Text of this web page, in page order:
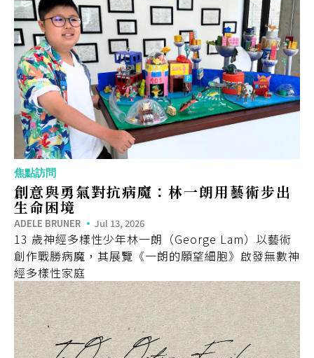
焦點訪問
創意與勇氣對抗病魔：林一朗用藝術步出
生命困境
ADELE BRUNER Jul 13, 2026
13 歲神經多樣性少年林一朗（George Lam）以藝術
創作戰勝病魔，其展覽《一朗的願望細胞》啟發無數神
經多樣性家庭